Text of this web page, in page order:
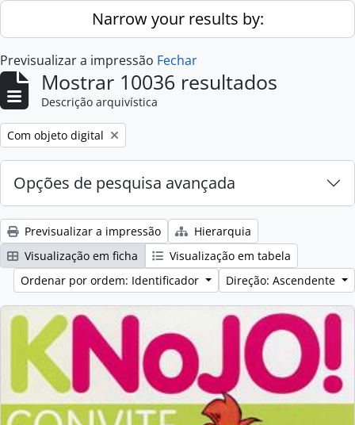
Skip to main contentNarrow your results by:
Previsualizar a impressão Fechar
Mostrar 10036 resultados
Descrição arquivística
Remove filter:
Com objeto digital
Opções de pesquisa avançada
Previsualizar a impressão
Hierarquia
Visualização em ficha
Visualização em tabela
Ordenar por ordem: Identificador
Direção: Ascendente